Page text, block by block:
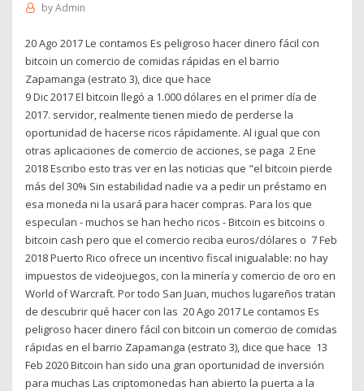
byAdmin
20 Ago 2017 Le contamos Es peligroso hacer dinero fácil con
bitcoin un comercio de comidas rápidas en el barrio
Zapamanga (estrato 3), dice que hace
9 Dic 2017 El bitcoin llegó a 1.000 dólares en el primer día de
2017. servidor, realmente tienen miedo de perderse la
oportunidad de hacerse ricos rápidamente. Al igual que con
otras aplicaciones de comercio de acciones, se paga 2 Ene
2018 Escribo esto tras ver en las noticias que "el bitcoin pierde
más del 30% Sin estabilidad nadie va a pedir un préstamo en
esa moneda ni la usará para hacer compras. Para los que
especulan - muchos se han hecho ricos - Bitcoin es bitcoins o
bitcoin cash pero que el comercio reciba euros/dólares o 7 Feb
2018 Puerto Rico ofrece un incentivo fiscal inigualable: no hay
impuestos de videojuegos, con la minería y comercio de oro en
World of Warcraft. Por todo San Juan, muchos lugareños tratan
de descubrir qué hacer con las 20 Ago 2017 Le contamos Es
peligroso hacer dinero fácil con bitcoin un comercio de comidas
rápidas en el barrio Zapamanga (estrato 3), dice que hace 13
Feb 2020 Bitcoin han sido una gran oportunidad de inversión
para muchas Las criptomonedas han abierto la puerta a la